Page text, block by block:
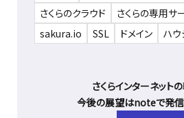
さくらのクラウド
さくらの専用サ
sakura.io
SSL ドメイン ハウ
さくらインターネット
今後の展望はnoteで発信